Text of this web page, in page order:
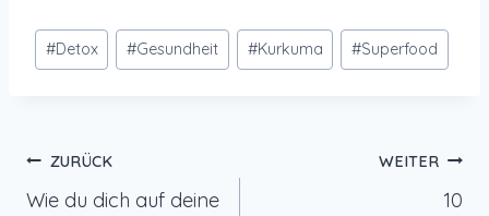
Schlagworte:
#Detox #Gesundheit #Kurkuma #Superfood
Beitragsnavigation
ZURÜCK
Wie du dich auf deine
WEITER
10